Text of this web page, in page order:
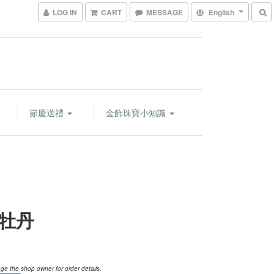
LOG IN CART MESSAGE English
節慶送禮 金飾珠寶小知識
丹
the shop owner for order details.